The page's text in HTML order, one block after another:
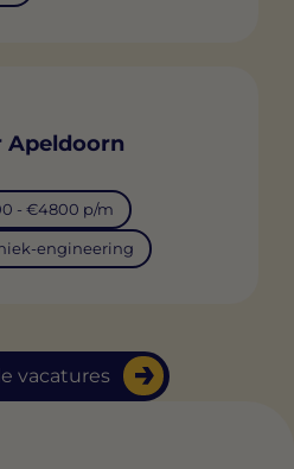
vacatures
Apeldoorn
- €4800 p/m
engineering